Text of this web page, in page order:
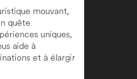
mouvant,
quête
uniques,
aide à
et à élargir